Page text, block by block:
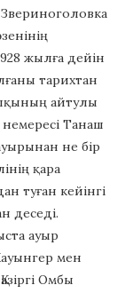
жылға дейін
тарихтан
айтулы
немересі Танаш
не бір
қара
туған кейінгі
деседі.
ауыр
мен
Омбы